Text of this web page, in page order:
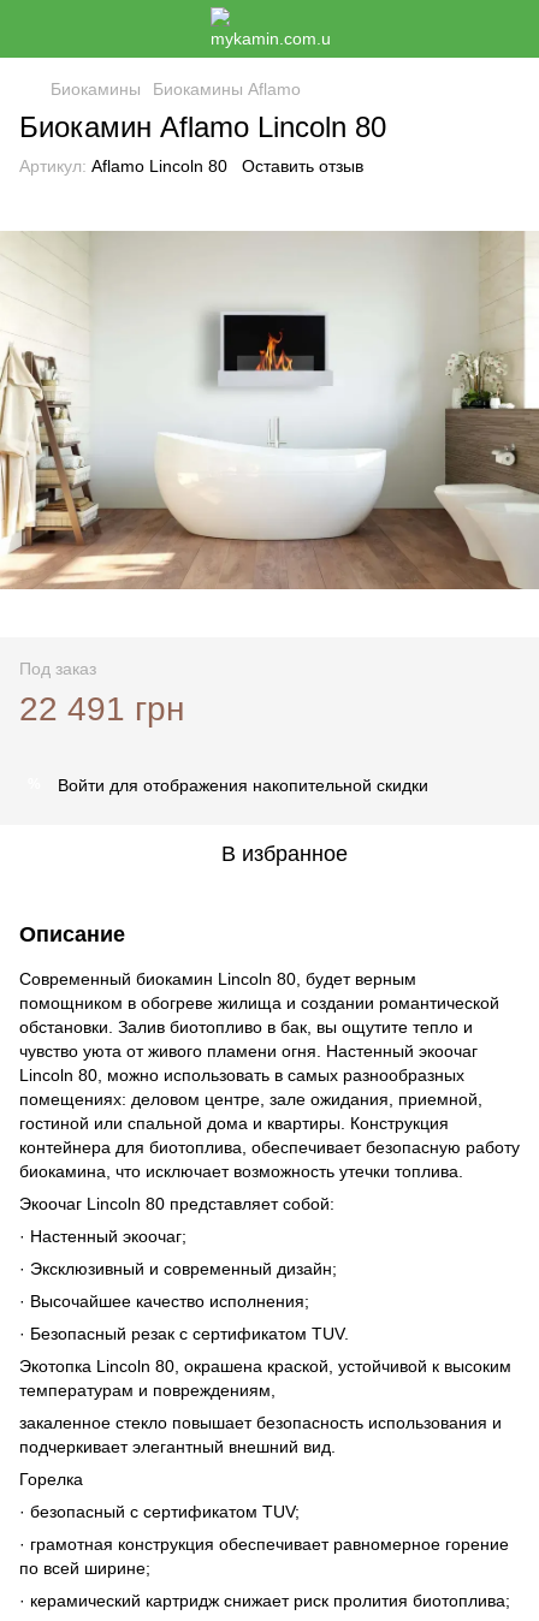
Биокамины Биокамины Aflamo
Биокамин Aflamo Lincoln 80
Артикул: Aflamo Lincoln 80 Оставить отзыв
Под заказ
22 491 грн
Войти для отображения накопительной скидки
В избранное
Описание
Современный биокамин Lincoln 80, будет верным
помощником в обогреве жилища и создании романтической
обстановки. Залив биотопливо в бак, вы ощутите тепло и
чувство уюта от живого пламени огня. Настенный экоочаг
Lincoln 80, можно использовать в самых разнообразных
помещениях: деловом центре, зале ожидания, приемной,
гостиной или спальной дома и квартиры. Конструкция
контейнера для биотоплива, обеспечивает безопасную работу
биокамина, что исключает возможность утечки топлива.
Экоочаг Lincoln 80 представляет собой:
· Настенный экоочаг;
· Эксклюзивный и современный дизайн;
· Высочайшее качество исполнения;
· Безопасный резак с сертификатом TUV.
Экотопка Lincoln 80, окрашена краской, устойчивой к высоким
температурам и повреждениям,
закаленное стекло повышает безопасность использования и
подчеркивает элегантный внешний вид.
Горелка
· безопасный с сертификатом TUV;
· грамотная конструкция обеспечивает равномерное горение
по всей ширине;
· керамический картридж снижает риск пролития биотоплива;